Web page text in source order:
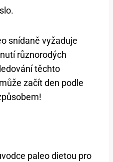
snídaně vyžaduje
různorodých
těchto
začít den podle
paleo dietou pro